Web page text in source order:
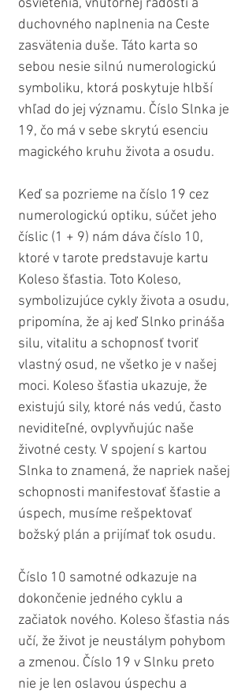
osvietenia, vnútornej radosti a
duchovného naplnenia na Ceste
zasvätenia duše. Táto karta so
sebou nesie silnú numerologickú
symboliku, ktorá poskytuje hlbší
vhľad do jej významu. Číslo Slnka je
19, čo má v sebe skrytú esenciu
magického kruhu života a osudu.
Keď sa pozrieme na číslo 19 cez
numerologickú optiku, súčet jeho
číslic (1 + 9) nám dáva číslo 10,
ktoré v tarote predstavuje kartu
Koleso šťastia. Toto Koleso,
symbolizujúce cykly života a osudu,
pripomína, že aj keď Slnko prináša
silu, vitalitu a schopnosť tvoriť
vlastný osud, ne všetko je v našej
moci. Koleso šťastia ukazuje, že
existujú sily, ktoré nás vedú, často
neviditeľné, ovplyvňujúc naše
životné cesty. V spojení s kartou
Slnka to znamená, že napriek našej
schopnosti manifestovať šťastie a
úspech, musíme rešpektovať
božský plán a prijímať tok osudu.
Číslo 10 samotné odkazuje na
dokončenie jedného cyklu a
začiatok nového. Koleso šťastia nás
učí, že život je neustálym pohybom
a zmenou. Číslo 19 v Slnku preto
nie je len oslavou úspechu a